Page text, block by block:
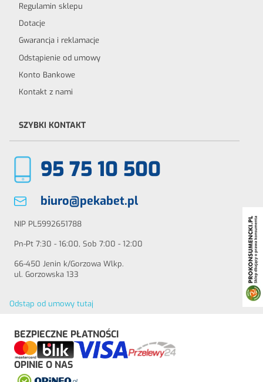
Regulamin sklepu
Dotacje
Gwarancja i reklamacje
Odstąpienie od umowy
Konto Bankowe
Kontakt z nami
SZYBKI KONTAKT
95 75 10 500
biuro@pekabet.pl
NIP PL5992651788
Pn-Pt 7:30 - 16:00, Sob 7:00 - 12:00
66-450 Jenin k/Gorzowa Wlkp.
ul. Gorzowska 133
Odstąp od umowy tutaj
BEZPIECZNE PŁATNOŚCI
OPINIE O NAS